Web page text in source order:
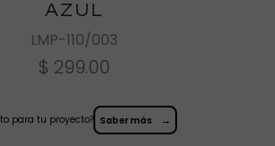
AZUL
LMP-110/003
$ 299.00
para tu proyecto? Saber más →